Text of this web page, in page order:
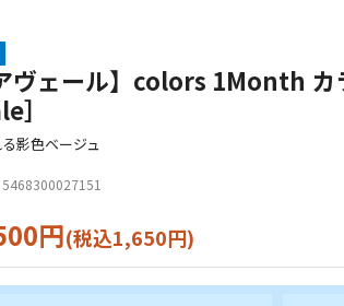
ヴェール】colors 1Month
］
影色ベージュ
5468300027151
円(税込1,650円)